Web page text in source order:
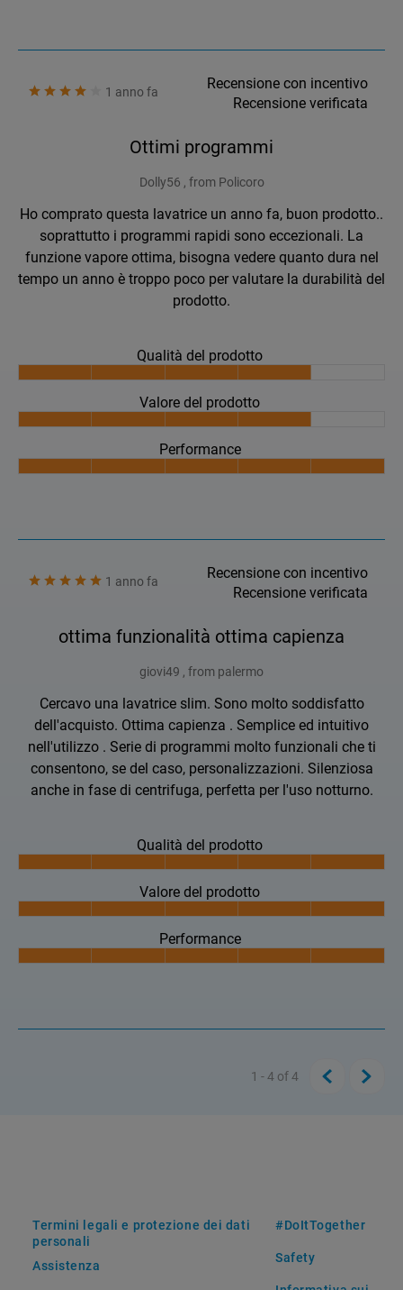
1 anno fa
Recensione con incentivo
Recensione verificata
Ottimi programmi
Dolly56 , from Policoro
Ho comprato questa lavatrice un anno fa, buon prodotto..
soprattutto i programmi rapidi sono eccezionali. La
funzione vapore ottima, bisogna vedere quanto dura nel
tempo un anno è troppo poco per valutare la durabilità del
prodotto.
Qualità del prodotto
Valore del prodotto
Performance
1 anno fa
Recensione con incentivo
Recensione verificata
ottima funzionalità ottima capienza
giovi49 , from palermo
Cercavo una lavatrice slim. Sono molto soddisfatto
dell'acquisto. Ottima capienza . Semplice ed intuitivo
nell'utilizzo . Serie di programmi molto funzionali che ti
consentono, se del caso, personalizzazioni. Silenziosa
anche in fase di centrifuga, perfetta per l'uso notturno.
Qualità del prodotto
Valore del prodotto
Performance
1 - 4 of4
Termini legali e protezione dei dati
personali
Assistenza
#DoItTogether
Safety